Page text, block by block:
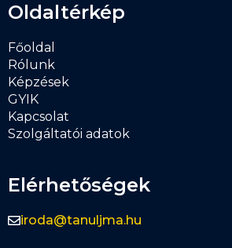
Oldaltérkép
Főoldal
Rólunk
Képzések
GYIK
Kapcsolat
Szolgáltatói adatok
Elérhetőségek
iroda@tanuljma.hu